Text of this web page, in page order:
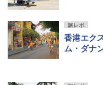
旅レポ
香港エク
ム・ダナ